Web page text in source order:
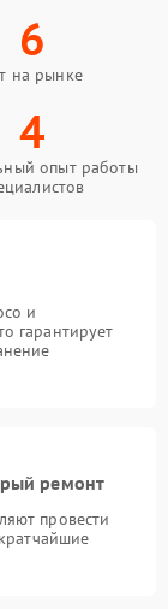
6
на рынке
4
опыт работы
и
гарантирует
ремонт
провести